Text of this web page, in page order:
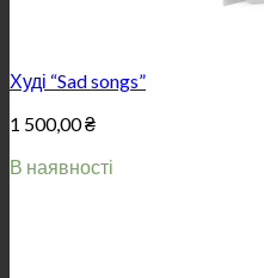
Худі “Sad songs”
1 500,00₴
В наявності